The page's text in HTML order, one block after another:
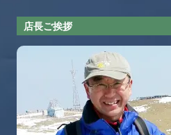
店長ご挨拶